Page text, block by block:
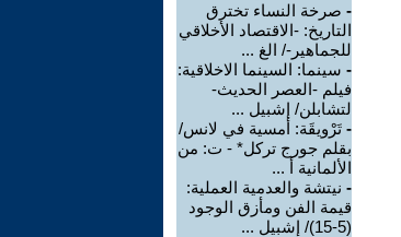
- صرخة النساء تخترق
التاريخ: -الاقتصاد الأخلاقي
للجماهير-/ الغ ...
- سينما: السينما الاخلاقية:
فيلم -العصر الحديث-
لتشابلن/ إشبيل ...
- تَرْويقَة: أمسية في لانس/
بقلم جورج تركل* - ت: من
الألمانية أ ...
- نيتشة والعدمية العملية:
قيمة الفن ومأزق الوجود
(5-15)/ إشبيل ...